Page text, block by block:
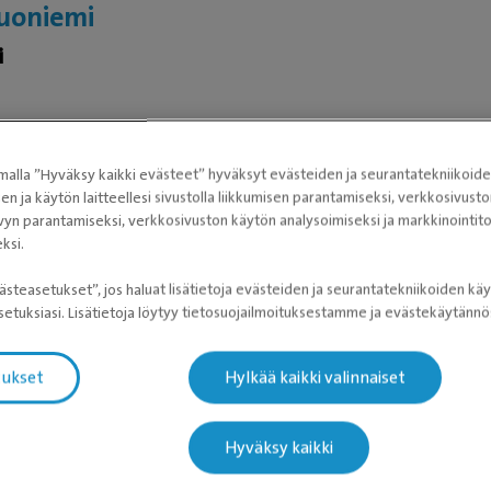
kautta Poriin rantautunut eläinlääkärimme. Ennen
on yksi työn mukavimmista puolista mahdollisuus
Sannan erityisen kiinnostuksen kohteena ovat
”Hyväksy kaikki evästeet” hyväksyt evästeiden ja
ja käytön laitteellesi sivustolla liikkumisen parantamiseksi,
parantamiseksi, verkkosivuston käytön analysoimiseksi ja
jos haluat lisätietoja evästeiden ja seurantatekniikoiden
Lisätietoja löytyy tietosuojailmoituksestamme ja
Hylkää kaikki valinnaiset
Hyväksy kaikki